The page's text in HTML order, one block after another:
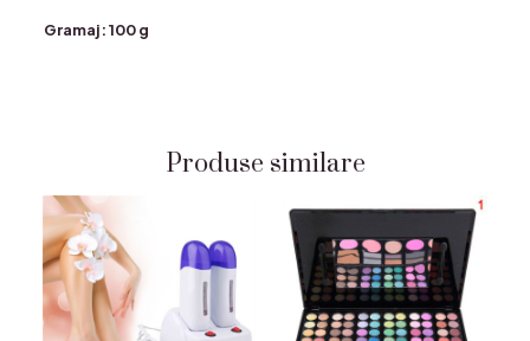
Gramaj: 100 g
Produse similare